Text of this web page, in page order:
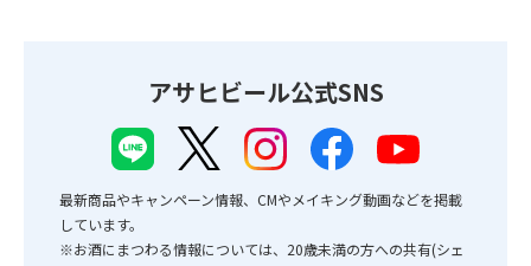
アサヒビール公式SNS
最新商品やキャンペーン情報、CMやメイキング動画などを掲載
しています。
※お酒にまつわる情報については、20歳未満の方への共有(シェ